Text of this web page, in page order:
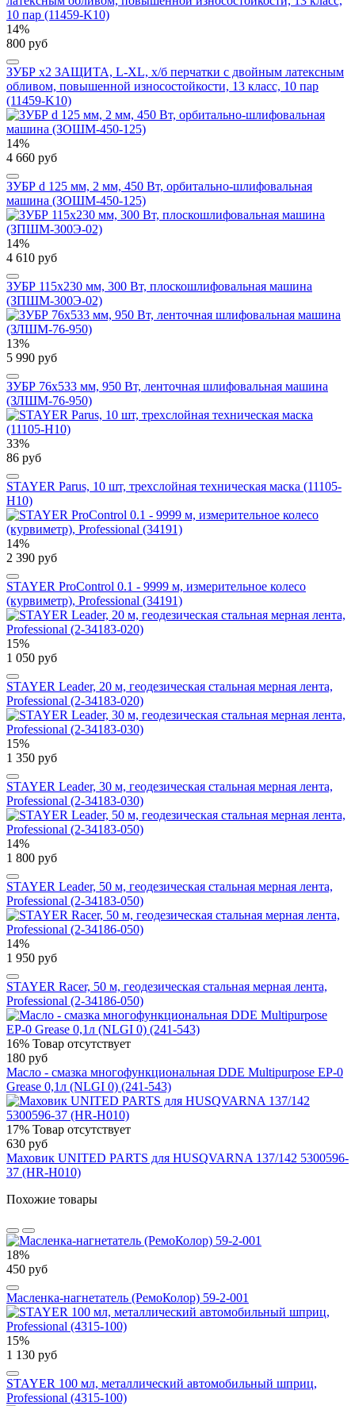
14%
800 руб
ЗУБР х2 ЗАЩИТА, L-XL, х/б перчатки с двойным латексным
обливом, повышенной износостойкости, 13 класс, 10 пар
(11459-K10)
14%
4 660 руб
ЗУБР d 125 мм, 2 мм, 450 Вт, орбитально-шлифовальная
машина (ЗОШМ-450-125)
14%
4 610 руб
ЗУБР 115х230 мм, 300 Вт, плоскошлифовальная машина
(ЗПШМ-300Э-02)
13%
5 990 руб
ЗУБР 76х533 мм, 950 Вт, ленточная шлифовальная машина
(ЗЛШМ-76-950)
33%
86 руб
STAYER Parus, 10 шт, трехслойная техническая маска (11105-
H10)
14%
2 390 руб
STAYER ProControl 0.1 - 9999 м, измерительное колесо
(курвиметр), Professional (34191)
15%
1 050 руб
STAYER Leader, 20 м, геодезическая стальная мерная лента,
Professional (2-34183-020)
15%
1 350 руб
STAYER Leader, 30 м, геодезическая стальная мерная лента,
Professional (2-34183-030)
14%
1 800 руб
STAYER Leader, 50 м, геодезическая стальная мерная лента,
Professional (2-34183-050)
14%
1 950 руб
STAYER Racer, 50 м, геодезическая стальная мерная лента,
Professional (2-34186-050)
16% Товар отсутствует
180 руб
Масло - смазка многофункциональная DDE Multipurpose ЕР-0
Grease 0,1л (NLGI 0) (241-543)
17% Товар отсутствует
630 руб
Маховик UNITED PARTS для HUSQVARNA 137/142 5300596-
37 (HR-H010)
Похожие товары
18%
450 руб
Масленка-нагнетатель (РемоКолор) 59-2-001
15%
1 130 руб
STAYER 100 мл, металлический автомобильный шприц,
Professional (4315-100)